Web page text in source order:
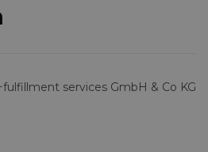
services GmbH & Co KG